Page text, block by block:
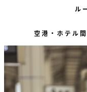
ル
空港・ホテル